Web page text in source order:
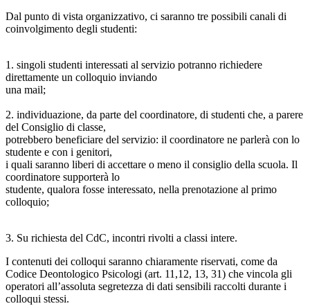
Dal punto di vista organizzativo, ci saranno tre possibili canali di
coinvolgimento degli studenti:
1. singoli studenti interessati al servizio potranno richiedere
direttamente un colloquio inviando
una mail;
2. individuazione, da parte del coordinatore, di studenti che, a parere
del Consiglio di classe,
potrebbero beneficiare del servizio: il coordinatore ne parlerà con lo
studente e con i genitori,
i quali saranno liberi di accettare o meno il consiglio della scuola. Il
coordinatore supporterà lo
studente, qualora fosse interessato, nella prenotazione al primo
colloquio;
3. Su richiesta del CdC, incontri rivolti a classi intere.
I contenuti dei colloqui saranno chiaramente riservati, come da
Codice Deontologico Psicologi (art. 11,12, 13, 31) che vincola gli
operatori all’assoluta segretezza di dati sensibili raccolti durante i
colloqui stessi.